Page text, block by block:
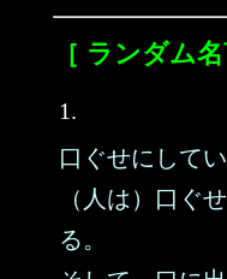
［ ランダム名
1.
口ぐせにして
（人は）口ぐ
る。